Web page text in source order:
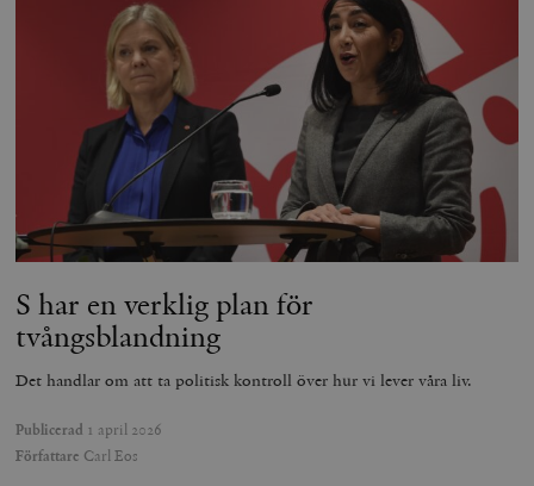
S har en verklig plan för
tvångsblandning
Det handlar om att ta politisk kontroll över hur vi lever våra liv.
Publicerad 1 april 2026
Författare Carl Eos